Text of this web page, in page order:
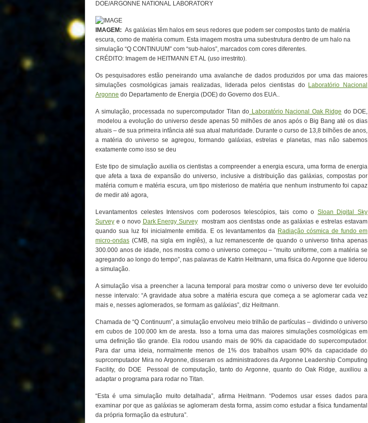
DOE/ARGONNE NATIONAL LABORATORY
IMAGEM: As galáxias têm halos em seus redores que podem ser compostos tanto de matéria
escura, como de matéria comum. Esta imagem mostra uma subestrutura dentro de um halo na
simulação “Q CONTINUUM” com “sub-halos”, marcados com cores diferentes.
CRÉDITO: Imagem de HEITMANN ET AL (uso irrestrito).
Os pesquisadores estão peneirando uma avalanche de dados produzidos por uma das maiores
simulações cosmológicas jamais realizadas, liderada pelos cientistas do Laboratório Nacional
Argonne do Departamento de Energia (DOE) do Governo dos EUA..
A simulação, processada no supercomputador Titan do Laboratório Nacional Oak Ridge do DOE,
modelou a evolução do universo desde apenas 50 milhões de anos após o Big Bang até os dias
atuais – de sua primeira infância até sua atual maturidade. Durante o curso de 13,8 bilhões de anos,
a matéria do universo se agregou, formando galáxias, estrelas e planetas, mas não sabemos
exatamente como isso se deu
Este tipo de simulação auxilia os cientistas a compreender a energia escura, uma forma de energia
que afeta a taxa de expansão do universo, inclusive a distribuição das galáxias, compostas por
matéria comum e matéria escura, um tipo misterioso de matéria que nenhum instrumento foi capaz
de medir até agora,
Levantamentos celestes Intensivos com poderosos telescópios, tais como o Sloan Digital Sky
Survey e o novo Dark Energy Survey mostram aos cientistas onde as galáxias e estrelas estavam
quando sua luz foi inicialmente emitida. E os levantamentos da Radiação cósmica de fundo em
micro-ondas (CMB, na sigla em inglês), a luz remanescente de quando o universo tinha apenas
300.000 anos de idade, nos mostra como o universo começou – “muito uniforme, com a matéria se
agregando ao longo do tempo”, nas palavras de Katrin Heitmann, uma física do Argonne que liderou
a simulação.
A simulação visa a preencher a lacuna temporal para mostrar como o universo deve ter evoluido
nesse intervalo: “A gravidade atua sobre a matéria escura que começa a se aglomerar cada vez
mais e, nesses aglomerados, se formam as galáxias”, diz Heitmann.
Chamada de “Q Continuum”, a simulação envolveu meio trilhão de partículas – dividindo o universo
em cubos de 100.000 km de aresta. Isso a torna uma das maiores simulações cosmológicas em
uma definição tão grande. Ela rodou usando mais de 90% da capacidade do supercomputador.
Para dar uma ideia, normalmente menos de 1% dos trabalhos usam 90% da capacidade do
suprcomputador Mira no Argonne, disseram os administradores da Argonne Leadership Computing
Facility, do DOE Pessoal de computação, tanto do Argonne, quanto do Oak Ridge, auxiliou a
adaptar o programa para rodar no Titan.
“Esta é uma simulação muito detalhada”, afirma Heitmann. “Podemos usar esses dados para
examinar por que as galáxias se aglomeram desta forma, assim como estudar a física fundamental
da própria formação da estrutura”.